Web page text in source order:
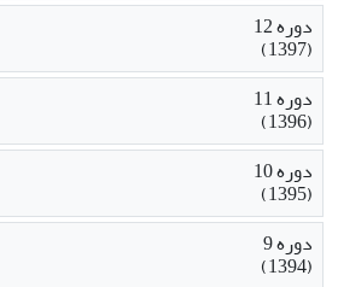
دوره 12
(1397)
دوره 11
(1396)
دوره 10
(1395)
دوره 9
(1394)